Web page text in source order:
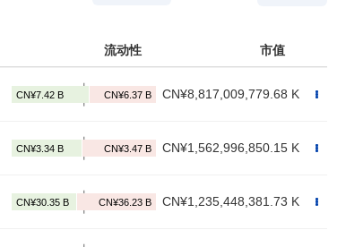
流动性 市值
CN¥8,817,009,779.68 K
CN¥1,562,996,850.15 K
CN¥1,235,448,381.73 K